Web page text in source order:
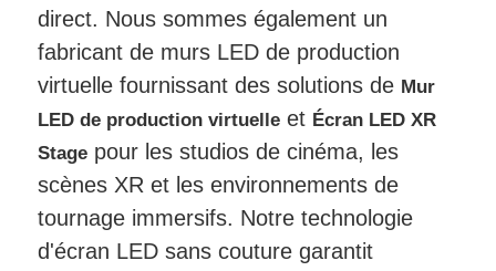
direct. Nous sommes également un
fabricant de murs LED de production
virtuelle fournissant des solutions de Mur
LED de production virtuelle et Écran LED XR
Stage pour les studios de cinéma, les
scènes XR et les environnements de
tournage immersifs. Notre technologie
d'écran LED sans couture garantit